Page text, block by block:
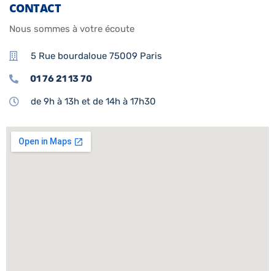
CONTACT
Nous sommes à votre écoute
5 Rue bourdaloue 75009 Paris
01 76 21 13 70
de 9h à 13h et de 14h à 17h30